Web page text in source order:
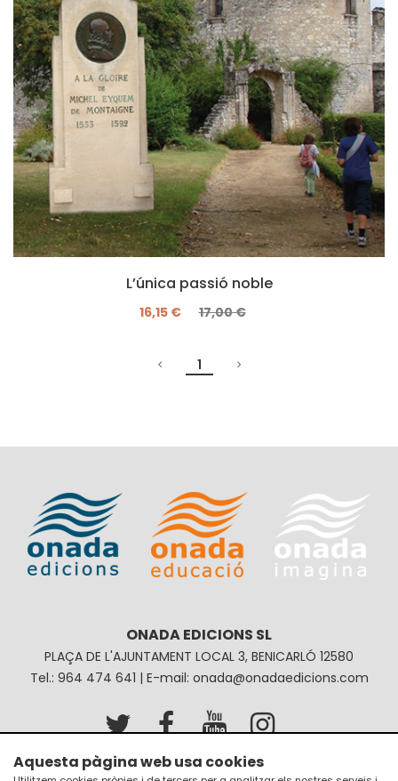
L’única passió noble
16,15 € 17,00 €
1
ONADA EDICIONS SL
PLAÇA DE L'AJUNTAMENT LOCAL 3, BENICARLÓ 12580
Tel.: 964 474 641 | E-mail: onada@onadaedicions.com
Aquesta pàgina web usa cookies